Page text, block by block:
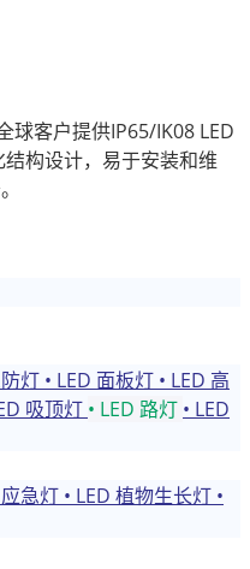
球客户提供IP65/IK08 LED
构设计，易于安装和维
灯 • LED 面板灯 • LED 高
吸顶灯 • LED 路灯 • LED
急灯 • LED 植物生长灯 •